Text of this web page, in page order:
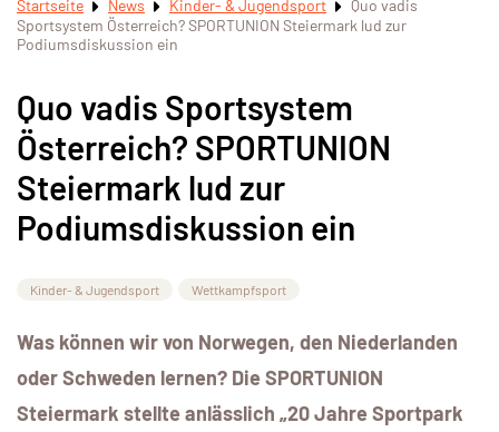
Startseite News Kinder- & Jugendsport
Quo vadis
Sportsystem Österreich? SPORTUNION Steiermark lud zur
Podiumsdiskussion ein
Quo vadis Sportsystem
Österreich? SPORTUNION
Steiermark lud zur
Podiumsdiskussion ein
Kinder- & Jugendsport Wettkampfsport
Was können wir von Norwegen, den Niederlanden
oder Schweden lernen? Die SPORTUNION
Steiermark stellte anlässlich „20 Jahre Sportpark